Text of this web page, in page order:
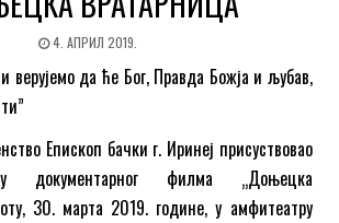
4. АПРИЛ 2019.
верујемо да ће Бог, Правда Божја и љубав,
Епископ бачки г. Иринеј присуствовао
документарног филма „Доњецка
30. марта 2019. године, у амфитеатру